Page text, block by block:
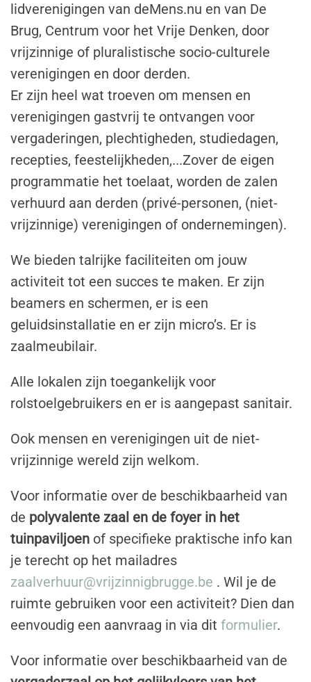
lidverenigingen van deMens.nu en van De
Brug, Centrum voor het Vrije Denken, door
vrijzinnige of pluralistische socio-culturele
verenigingen en door derden.
Er zijn heel wat troeven om mensen en
verenigingen gastvrij te ontvangen voor
vergaderingen, plechtigheden, studiedagen,
recepties, feestelijkheden,...Zover de eigen
programmatie het toelaat, worden de zalen
verhuurd aan derden (privé-personen, (niet-
vrijzinnige) verenigingen of ondernemingen).
We bieden talrijke faciliteiten om jouw
activiteit tot een succes te maken. Er zijn
beamers en schermen, er is een
geluidsinstallatie en er zijn micro’s. Er is
zaalmeubilair.
Alle lokalen zijn toegankelijk voor
rolstoelgebruikers en er is aangepast sanitair.
Ook mensen en verenigingen uit de niet-
vrijzinnige wereld zijn welkom.
Voor informatie over de beschikbaarheid van
de polyvalente zaal en de foyer in het
tuinpaviljoen of specifieke praktische info kan
je terecht op het mailadres
zaalverhuur@vrijzinnigbrugge.be . Wil je de
ruimte gebruiken voor een activiteit? Dien dan
eenvoudig een aanvraag in via dit formulier.
Voor informatie over beschikbaarheid van de